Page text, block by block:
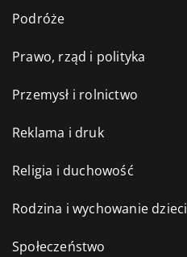
Podróże
Prawo, rząd i polityka
Przemysł i rolnictwo
Reklama i druk
Religia i duchowość
Rodzina i wychowanie dzieci
Społeczeństwo